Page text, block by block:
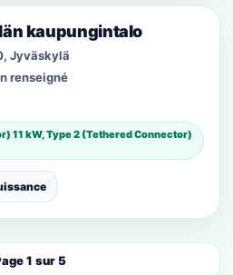
kaupungintalo
Jyväskylä
renseigné
11 kW, Type 2 (Tethered Connector)
1 sur 5